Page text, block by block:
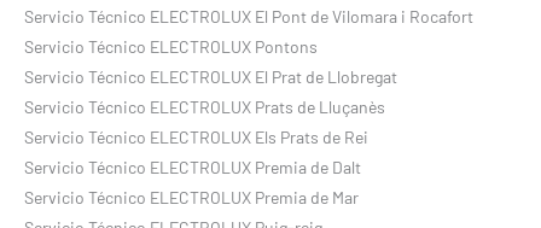
Servicio Técnico ELECTROLUX El Pont de Vilomara i Rocafort
Servicio Técnico ELECTROLUX Pontons
Servicio Técnico ELECTROLUX El Prat de Llobregat
Servicio Técnico ELECTROLUX Prats de Lluçanès
Servicio Técnico ELECTROLUX Els Prats de Rei
Servicio Técnico ELECTROLUX Premia de Dalt
Servicio Técnico ELECTROLUX Premia de Mar